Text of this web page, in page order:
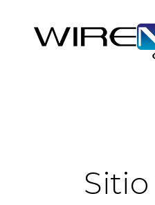
With, Content-Type, Accept");